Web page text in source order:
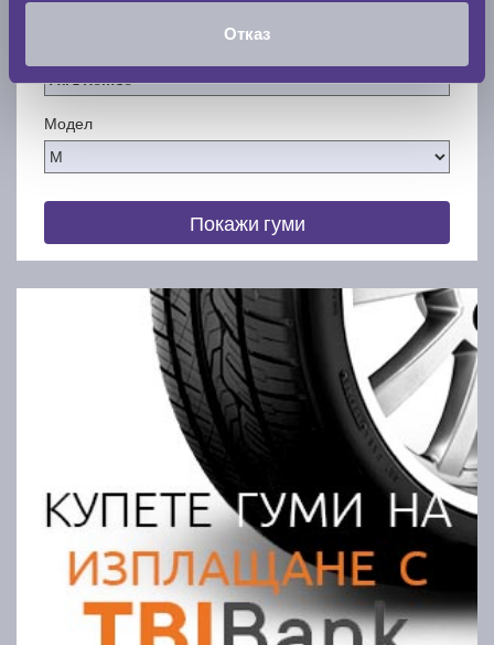
Отказ
Модел
Покажи гуми